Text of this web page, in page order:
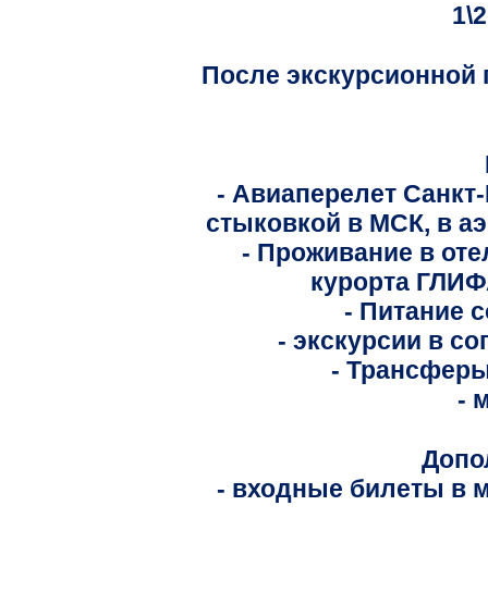
После
- Авиаперелет
стыковкой в МСК, в
- Проживание в
курорта
- Питание
- экскурсии в
-
-
- входные билеты в